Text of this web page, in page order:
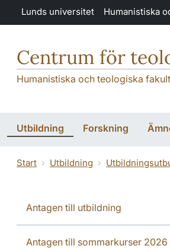
Hoppa till huvudinnehåll
Lunds universitet Humanistiska
Centrum för
Humanistiska och teologiska
Utbildning Forskning
Start Utbildning
Antagen till utbildning
Antagen till sommarkurser 2026